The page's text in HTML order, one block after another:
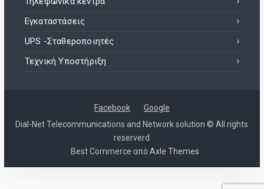
Εγκαταστάσεις
UPS -Σταθεροποιητές
Τεχνική Υποστήριξη
Facebook
Google
Dial-Net Telecommunications and Network solution © All rights
reserverd
Best Commerce από Axle Themes